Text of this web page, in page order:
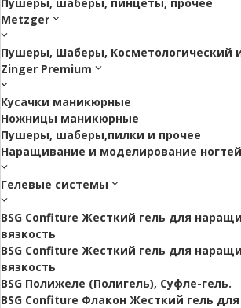
Metzger
Пушеры, Шаберы, Косметологический
Zinger Premium
Кусачки маникюрные
Ножницы маникюрные
Пушеры, шаберы,пилки и прочее
Наращивание и моделирование ногтей
Гелевые системы
BSG Confiture Жесткий гель для
вязкость
BSG Confiture Жесткий гель для
вязкость
BSG Полижеле (Полигель), Суфле-гель.
BSG Confiture Флакон Жесткий гель